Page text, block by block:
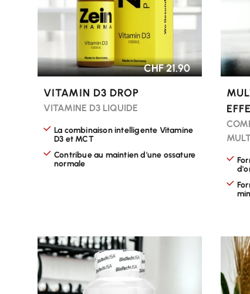
CHF 21.90
VITAMIN D3 DROP
VITAMINE D3 LIQUIDE
La combinaison intelligente Vitamine
D3 et MCT
Contribue au maintien d'une ossature
normale
CHOISIR LES OPTIONS